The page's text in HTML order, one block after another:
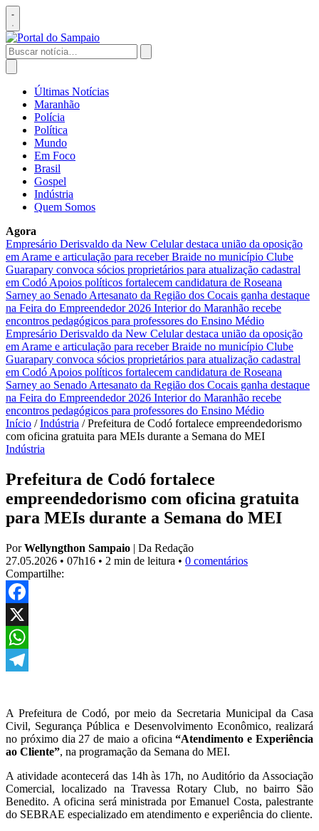
Pular
para
o
conteúdo
Abrir
menu
Buscar
por:
Abrir
buscaÚltimas Notícias
Maranhão
Polícia
Política
Mundo
Em Foco
Brasil
Gospel
Indústria
Quem Somos
Agora
Empresário Derisvaldo da New Celular destaca união da oposição
em Arame e articulação para receber Braide no município Clube
Guarapary convoca sócios proprietários para atualização cadastral
em Codó Apoios políticos fortalecem candidatura de Roseana
Sarney ao Senado Artesanato da Região dos Cocais ganha destaque
na Feira do Empreendedor 2026 Interior do Maranhão recebe
encontros pedagógicos para professores do Ensino Médio
Empresário Derisvaldo da New Celular destaca união da oposição
em Arame e articulação para receber Braide no município Clube
Guarapary convoca sócios proprietários para atualização cadastral
em Codó Apoios políticos fortalecem candidatura de Roseana
Sarney ao Senado Artesanato da Região dos Cocais ganha destaque
na Feira do Empreendedor 2026 Interior do Maranhão recebe
encontros pedagógicos para professores do Ensino Médio
Início / Indústria / Prefeitura de Codó fortalece empreendedorismo
com oficina gratuita para MEIs durante a Semana do MEI
Indústria
Prefeitura de Codó fortalece
empreendedorismo com oficina gratuita
para MEIs durante a Semana do MEI
PorWellyngthon Sampaio | Da Redação
27.05.2026 • 07h16 • 2 min de leitura • 0 comentários
Compartilhe:
Facebook
X
WhatsApp
A Prefeitura de Codó, por meio da Secretaria Municipal da Casa
Civil, Segurança Pública e Desenvolvimento Econômico, realizará
no próximo dia 27 de maio a oficina“Atendimento e Experiência
ao Cliente”, na programação da Semana do MEI.
A atividade acontecerá das 14h às 17h, no Auditório da Associação
Comercial, localizado na Travessa Rotary Club, no bairro São
Benedito. A oficina será ministrada por Emanuel Costa, palestrante
do SEBRAE especializado em atendimento e experiência do cliente.